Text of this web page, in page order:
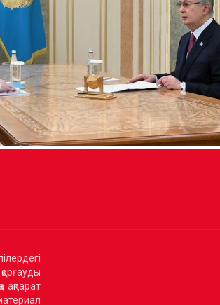
ақпарат